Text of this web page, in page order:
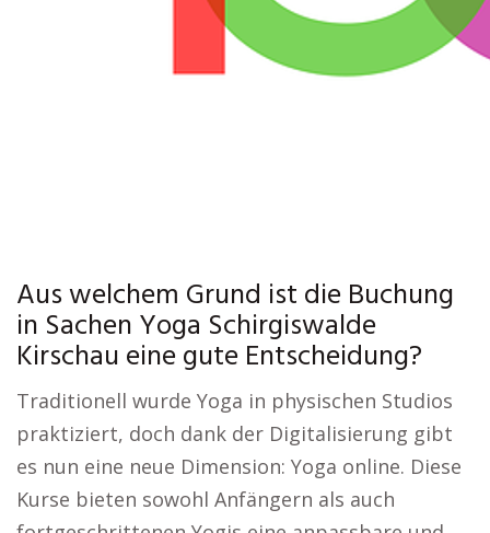
Aus welchem Grund ist die Buchung
in Sachen Yoga Schirgiswalde
Kirschau eine gute Entscheidung?
Traditionell wurde Yoga in physischen Studios
praktiziert, doch dank der Digitalisierung gibt
es nun eine neue Dimension: Yoga online. Diese
Kurse bieten sowohl Anfängern als auch